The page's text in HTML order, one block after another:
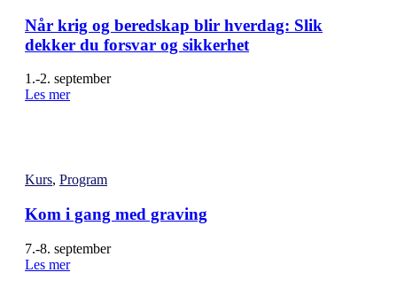
Når krig og beredskap blir hverdag: Slik
dekker du forsvar og sikkerhet
1.-2. september
Les mer
Kurs, Program
Kom i gang med graving
7.-8. september
Les mer